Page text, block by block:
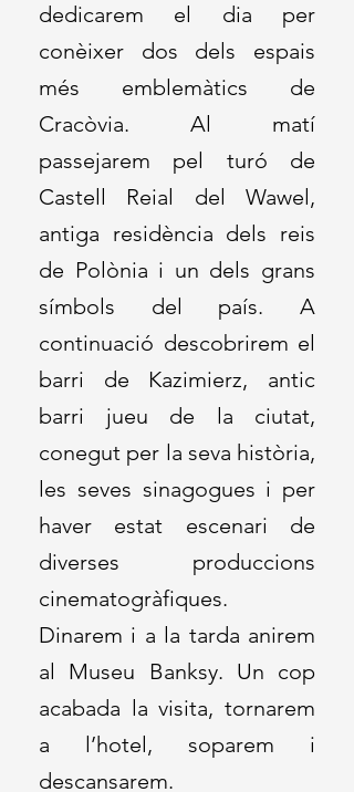
dedicarem el dia per
conèixer dos dels espais
més emblemàtics de
Cracòvia. Al matí
passejarem pel turó de
Castell Reial del Wawel,
antiga residència dels reis
de Polònia i un dels grans
símbols del país. A
continuació descobrirem el
barri de Kazimierz, antic
barri jueu de la ciutat,
conegut per la seva història,
les seves sinagogues i per
haver estat escenari de
diverses produccions
cinematogràfiques.
Dinarem i a la tarda anirem
al Museu Banksy. Un cop
acabada la visita, tornarem
a l’hotel, soparem i
descansarem.